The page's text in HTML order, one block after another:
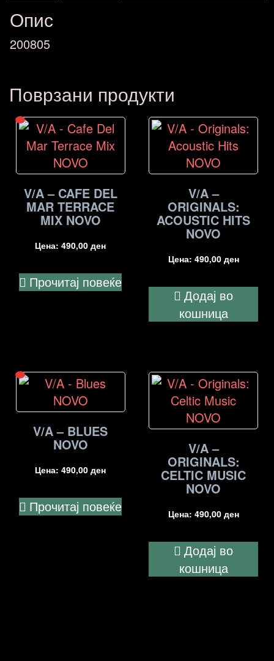
Опис
200805
Поврзани продукти
V/A – CAFE DEL
MAR TERRACE
MIX NOVO
Цена:490,00ден
Прочитај повеќе
V/A –
ORIGINALS:
ACOUSTIC HITS
NOVO
Цена: 490,00 ден
Додај во
кошница
V/A – BLUES
NOVO
Цена:490,00ден
Прочитај повеќе
V/A –
ORIGINALS:
CELTIC MUSIC
NOVO
Цена: 490,00 ден
Додај во
кошница